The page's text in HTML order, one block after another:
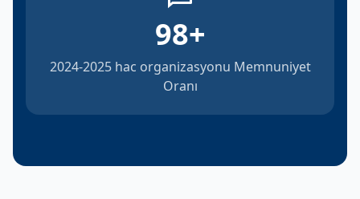
98+
2024-2025 hac organizasyonu Memnuniyet
Oranı